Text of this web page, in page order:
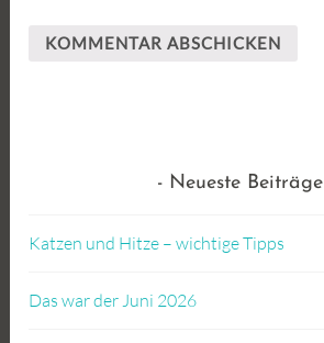
Neueste Beiträge
Katzen und Hitze – wichtige Tipps
Das war der Juni 2026